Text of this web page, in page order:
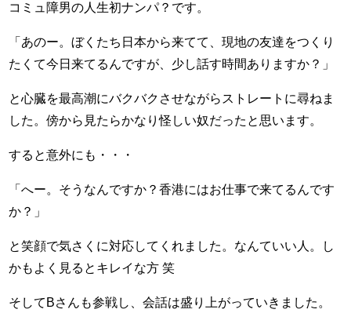
コミュ障男の人生初ナンパ？です。
「あのー。ぼくたち日本から来てて、現地の友達をつくり
たくて今日来てるんですが、少し話す時間ありますか？」
と心臓を最高潮にバクバクさせながらストレートに尋ねま
した。傍から見たらかなり怪しい奴だったと思います。
すると意外にも・・・
「へー。そうなんですか？香港にはお仕事で来てるんです
か？」
と笑顔で気さくに対応してくれました。なんていい人。し
かもよく見るとキレイな方 笑
そしてBさんも参戦し、会話は盛り上がっていきました。